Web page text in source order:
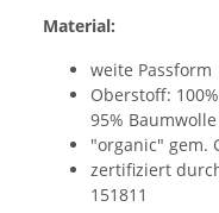
Material:
weite Passform
Oberstoff:
95%
"organic" gem.
zertifiziert
151811